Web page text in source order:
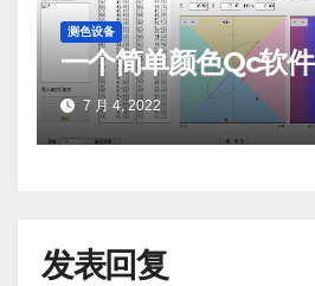
测色设备
一个简单颜色Qc软件
7 月 4, 2022
发表回复